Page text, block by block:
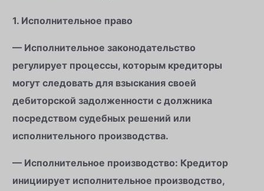
1. Исполнительное право
— Исполнительное законодательство
регулирует процессы, которым кредиторы
могут следовать для взыскания своей
дебиторской задолженности с должника
посредством судебных решений или
исполнительного производства.
— Исполнительное производство: Кредитор
инициирует исполнительное производство,